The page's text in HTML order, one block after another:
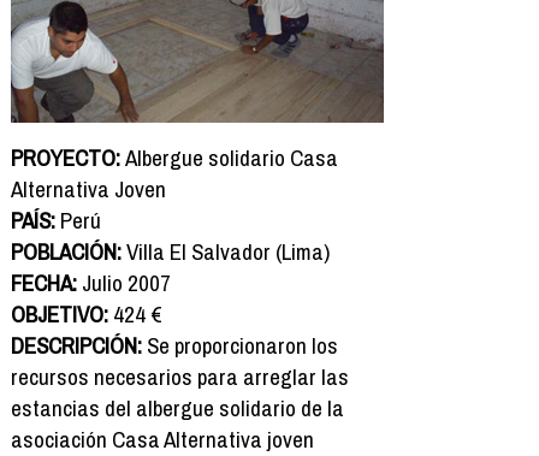
PROYECTO:Albergue solidario Casa
Alternativa Joven
PAÍS:Perú
POBLACIÓN:Villa El Salvador (Lima)
FECHA:Julio 2007
OBJETIVO:424 €
DESCRIPCIÓN:Se proporcionaron los
recursos necesarios para arreglar las
estancias del albergue solidario de la
asociación Casa Alternativa joven